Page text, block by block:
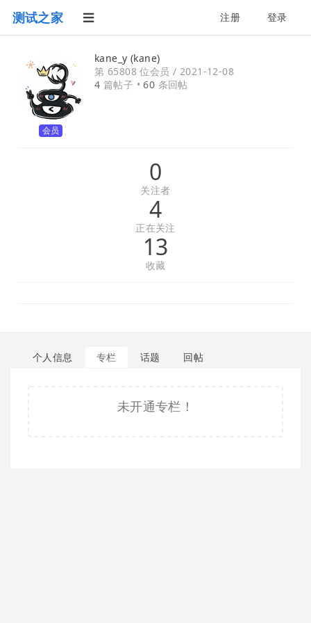
测试之家 注册 登录
会员
kane_y (kane)
第 65808 位会员 / 2021-12-08
4 篇帖子 •60 条回帖
0
关注者
4
正在关注
13
收藏
个人信息 专栏 话题 回帖
未开通专栏！